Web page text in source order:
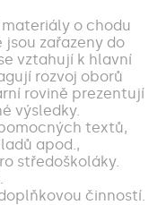
o chodu
zařazeny do
vztahují k hlavní
rozvoj oborů
rovině prezentují
výsledky.
textů,
apod.,
středoškoláky.
činností.